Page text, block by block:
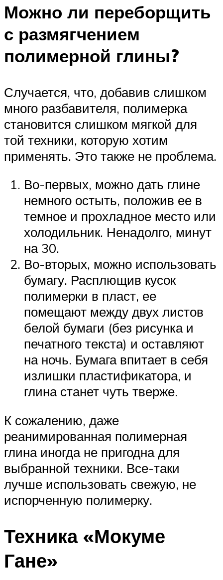
Можно ли переборщить
с размягчением
полимерной глины?
Случается, что, добавив слишком
много разбавителя, полимерка
становится слишком мягкой для
той техники, которую хотим
применять. Это также не проблема.
Во-первых, можно дать глине
немного остыть, положив ее в
темное и прохладное место или
холодильник. Ненадолго, минут
на 30.
Во-вторых, можно использовать
бумагу. Расплющив кусок
полимерки в пласт, ее
помещают между двух листов
белой бумаги (без рисунка и
печатного текста) и оставляют
на ночь. Бумага впитает в себя
излишки пластификатора, и
глина станет чуть тверже.
К сожалению, даже
реанимированная полимерная
глина иногда не пригодна для
выбранной техники. Все-таки
лучше использовать свежую, не
испорченную полимерку.
Техника «Мокуме
Гане»